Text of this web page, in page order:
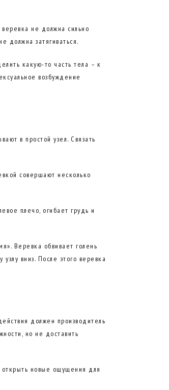
не должна сильно
должна затягиваться.
какую-то часть тела – к
возбуждение
в простой узел. Связать
совершают несколько
плечо, огибает грудь и
Веревка обвивает голень
вниз. После этого веревка
должен производитель
но не доставить
новые ощущения для